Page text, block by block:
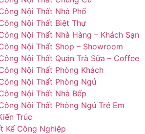
Nội Thất Nhà Phố
Nội Thất Biệt Thự
Nội Thất Nhà Hàng – Khách Sạn
Nội Thất Shop – Showroom
Nội Thất Quán Trà Sữa – Coffee
Nội Thất Phòng Khách
Nội Thất Phòng Ngủ
Nội Thất Nhà Bếp
Nội Thất Phòng Ngủ Trẻ Em
Trúc
Kế Công Nghiệp